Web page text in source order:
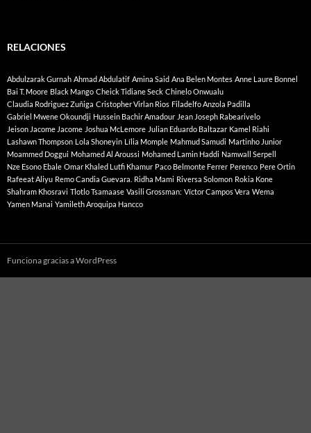
RELACIONES
Abdulzarak Gurnah Ahmad Abdulatif Amina Said Ana Belen Montes Anne Laure Bonnel
Bai T. Moore Black Mango Cheick Tidiane Seck Chinelo Onwualu
Claudia Rodriguez Zuñiga Cristopher Virlan Rios Filadelfo Anzola Padilla
Gabriel Mwene Okoundji Hussein Bachir Amadour Jean Joseph Rabearivelo
Jeison Jacome Jacome Joshua McLemore Julian Eduardo Baltazar Kamel Riahi
Lashawn Thompson Lola Shoneyin Lília Momple Mahmud Samudi Martinho Junior
Moammed Doggui Mohamed Al Aroussi Mohamed Lamin Haddi Namwall Serpell
Nze Esono Ebale Omar Khaled Lutfi Khamur Paco Belmonte Ferrer Perenco Pere Ortin
Rafeeat Aliyu Remo Candia Guevara. Ridha Mami Riversa Solomon Rokia Kone
Shahram Khosravi Tlotlo Tsamaase Vasili Grossman: Víctor Campos Vera Wema
Yamen Manai Yamileth Aroquipa Hancco
Funciona gracias a WordPress